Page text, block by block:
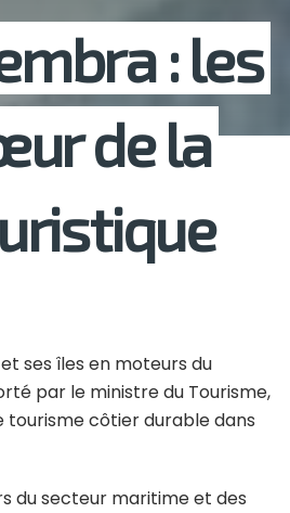
: les
de la
ses îles en moteurs du
par le ministre du Tourisme,
tourisme côtier durable dans
du secteur maritime et des